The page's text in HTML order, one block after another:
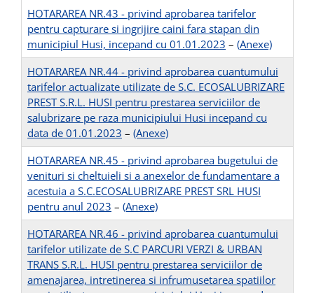
HOTARAREA NR.43 - privind aprobarea tarifelor
pentru capturare si ingrijire caini fara stapan din
municipiul Husi, incepand cu 01.01.2023 – (Anexe)
HOTARAREA NR.44 - privind aprobarea cuantumului
tarifelor actualizate utilizate de S.C. ECOSALUBRIZARE
PREST S.R.L. HUSI pentru prestarea serviciilor de
salubrizare pe raza municipiului Husi incepand cu
data de 01.01.2023 – (Anexe)
HOTARAREA NR.45 - privind aprobarea bugetului de
venituri si cheltuieli si a anexelor de fundamentare a
acestuia a S.C.ECOSALUBRIZARE PREST SRL HUSI
pentru anul 2023 – (Anexe)
HOTARAREA NR.46 - privind aprobarea cuantumului
tarifelor utilizate de S.C PARCURI VERZI & URBAN
TRANS S.R.L. HUSI pentru prestarea serviciilor de
amenajarea, intretinerea si infrumusetarea spatiilor